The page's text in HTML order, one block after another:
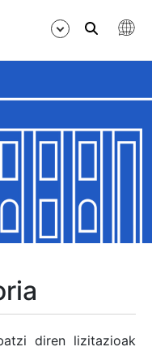
diren lizitazioak